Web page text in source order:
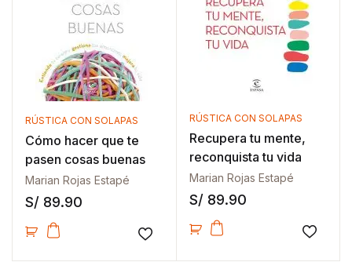
RÚSTICA CON SOLAPAS
Cómo hacer que te
pasen cosas buenas
Marian Rojas Estapé
S/ 89.90
Añadir a la lista de deseos
RÚSTICA CON SOLAPAS
Recupera tu mente,
reconquista tu vida
Marian Rojas Estapé
S/89.90